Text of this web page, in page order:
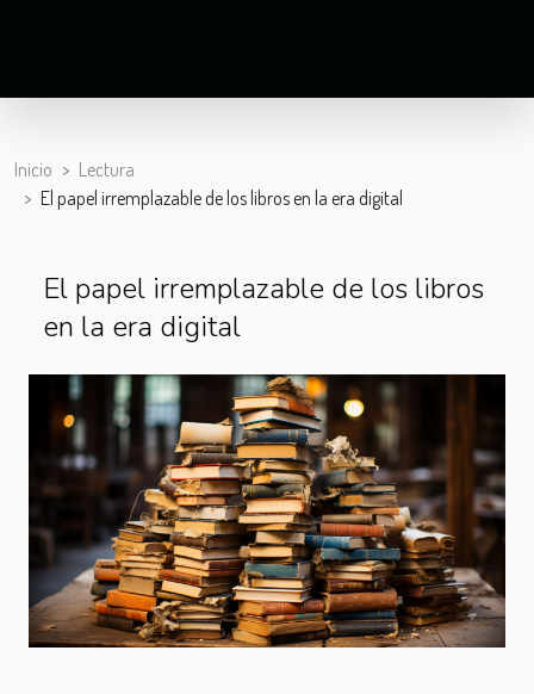
Inicio
Lectura
El papel irremplazable de los libros en la era digital
El papel irremplazable de los libros
en la era digital